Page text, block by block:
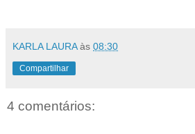
KARLA LAURA às 08:30
Compartilhar
4 comentários: